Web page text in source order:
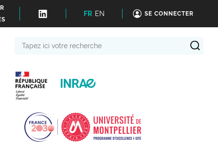
FR EN SE CONNECTER